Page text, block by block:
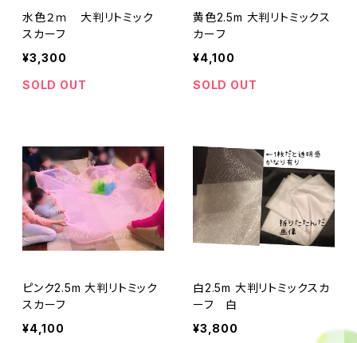
水色２ｍ 大判リトミック
スカーフ
¥3,300
SOLD OUT
黄色2.5m 大判リトミックス
カーフ
¥4,100
SOLD OUT
ピンク2.5m 大判リトミック
スカーフ
¥4,100
白2.5m 大判リトミックスカ
ーフ 白
¥3,800